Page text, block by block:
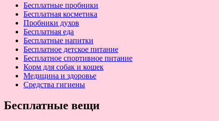
Бесплатные пробники
Бесплатная косметика
Пробники духов
Бесплатная еда
Бесплатные напитки
Бесплатное детское питание
Бесплатное спортивное питание
Корм для собак и кошек
Медицина и здоровье
Средства гигиены
Бесплатные вещи